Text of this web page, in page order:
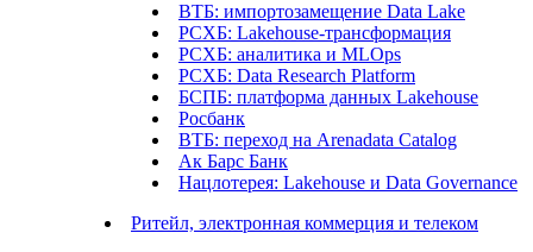
ВТБ: импортозамещение Data Lake
РСХБ: Lakehouse-трансформация
РСХБ: аналитика и MLOps
РСХБ: Data Research Platform
БСПБ: платформа данных Lakehouse
Росбанк
ВТБ: переход на Arenadata Catalog
Ак Барс Банк
Нацлотерея: Lakehouse и Data Governance
Ритейл, электронная коммерция и телеком